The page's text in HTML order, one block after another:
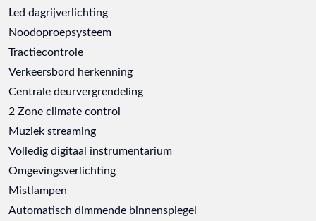
Led dagrijverlichting
Noodoproepsysteem
Tractiecontrole
Verkeersbord herkenning
Centrale deurvergrendeling
2 Zone climate control
Muziek streaming
Volledig digitaal instrumentarium
Omgevingsverlichting
Mistlampen
Automatisch dimmende binnenspiegel